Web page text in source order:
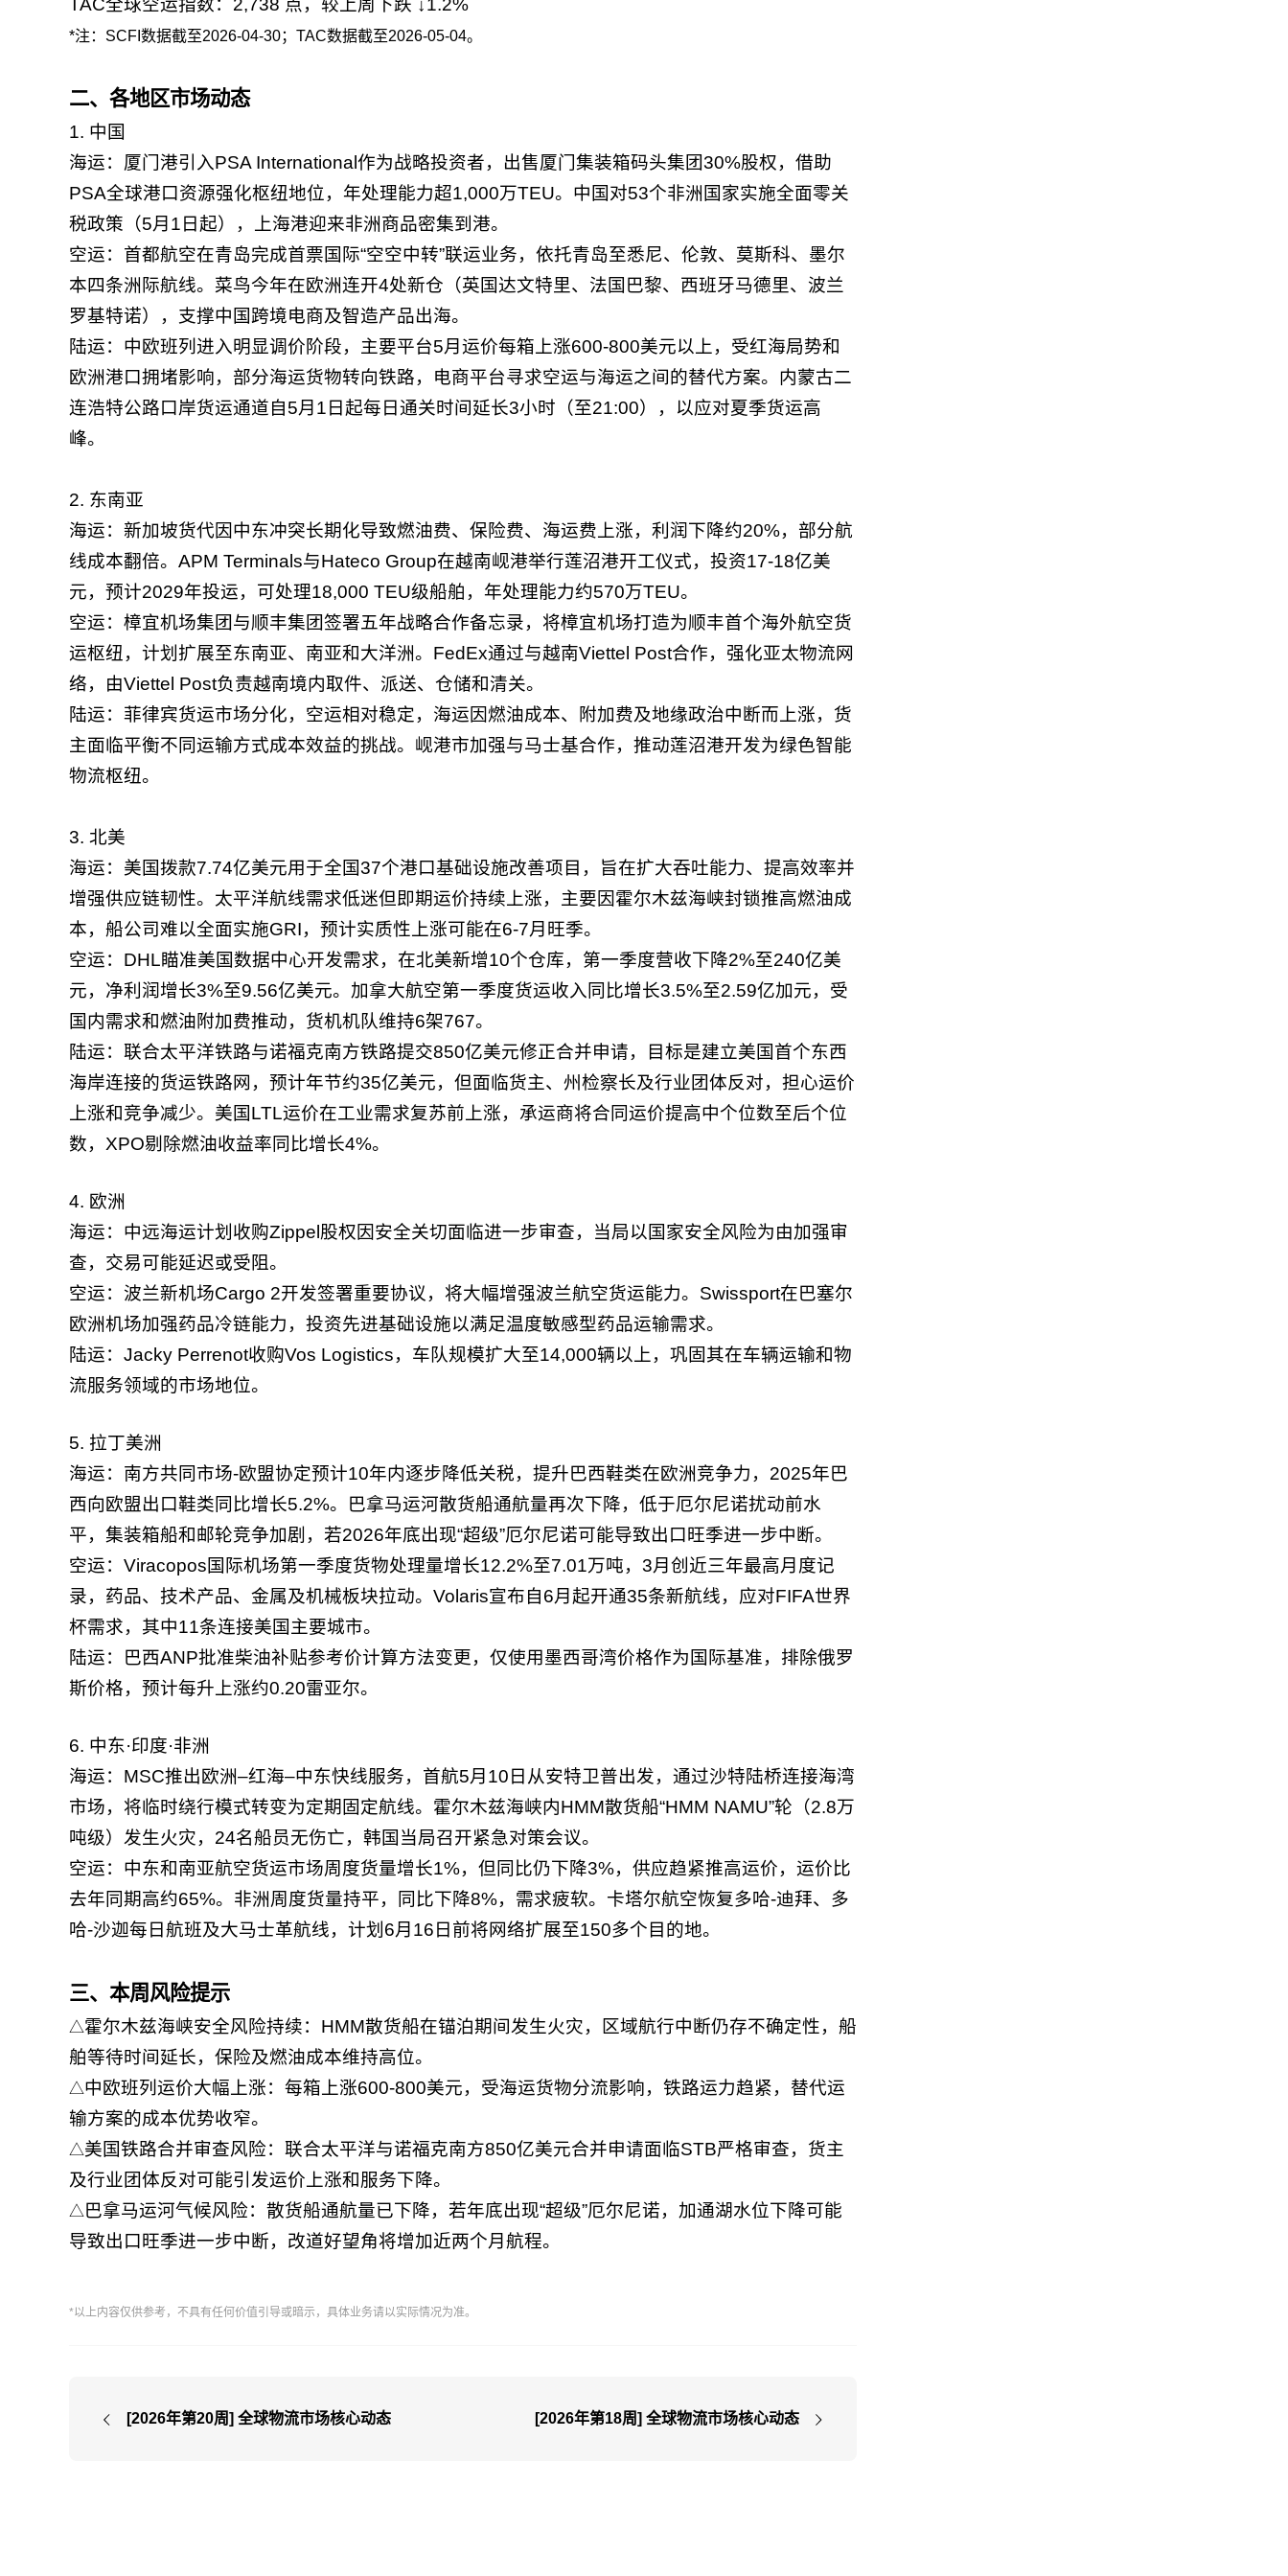
TAC全球空运指数：2,738 点，较上周下跌 ↓1.2%
*注：SCFI数据截至2026-04-30；TAC数据截至2026-05-04。
二、各地区市场动态
1. 中国
海运：厦门港引入PSA International作为战略投资者，出售厦门集装箱码头集团30%股权，借助
PSA全球港口资源强化枢纽地位，年处理能力超1,000万TEU。中国对53个非洲国家实施全面零关
税政策（5月1日起），上海港迎来非洲商品密集到港。
空运：首都航空在青岛完成首票国际“空空中转”联运业务，依托青岛至悉尼、伦敦、莫斯科、墨尔
本四条洲际航线。菜鸟今年在欧洲连开4处新仓（英国达文特里、法国巴黎、西班牙马德里、波兰
罗基特诺），支撑中国跨境电商及智造产品出海。
陆运：中欧班列进入明显调价阶段，主要平台5月运价每箱上涨600-800美元以上，受红海局势和
欧洲港口拥堵影响，部分海运货物转向铁路，电商平台寻求空运与海运之间的替代方案。内蒙古二
连浩特公路口岸货运通道自5月1日起每日通关时间延长3小时（至21:00），以应对夏季货运高
峰。
2. 东南亚
海运：新加坡货代因中东冲突长期化导致燃油费、保险费、海运费上涨，利润下降约20%，部分航
线成本翻倍。APM Terminals与Hateco Group在越南岘港举行莲沼港开工仪式，投资17-18亿美
元，预计2029年投运，可处理18,000 TEU级船舶，年处理能力约570万TEU。
空运：樟宜机场集团与顺丰集团签署五年战略合作备忘录，将樟宜机场打造为顺丰首个海外航空货
运枢纽，计划扩展至东南亚、南亚和大洋洲。FedEx通过与越南Viettel Post合作，强化亚太物流网
络，由Viettel Post负责越南境内取件、派送、仓储和清关。
陆运：菲律宾货运市场分化，空运相对稳定，海运因燃油成本、附加费及地缘政治中断而上涨，货
主面临平衡不同运输方式成本效益的挑战。岘港市加强与马士基合作，推动莲沼港开发为绿色智能
物流枢纽。
3. 北美
海运：美国拨款7.74亿美元用于全国37个港口基础设施改善项目，旨在扩大吞吐能力、提高效率并
增强供应链韧性。太平洋航线需求低迷但即期运价持续上涨，主要因霍尔木兹海峡封锁推高燃油成
本，船公司难以全面实施GRI，预计实质性上涨可能在6-7月旺季。
空运：DHL瞄准美国数据中心开发需求，在北美新增10个仓库，第一季度营收下降2%至240亿美
元，净利润增长3%至9.56亿美元。加拿大航空第一季度货运收入同比增长3.5%至2.59亿加元，受
国内需求和燃油附加费推动，货机机队维持6架767。
陆运：联合太平洋铁路与诺福克南方铁路提交850亿美元修正合并申请，目标是建立美国首个东西
海岸连接的货运铁路网，预计年节约35亿美元，但面临货主、州检察长及行业团体反对，担心运价
上涨和竞争减少。美国LTL运价在工业需求复苏前上涨，承运商将合同运价提高中个位数至后个位
数，XPO剔除燃油收益率同比增长4%。
4. 欧洲
海运：中远海运计划收购Zippel股权因安全关切面临进一步审查，当局以国家安全风险为由加强审
查，交易可能延迟或受阻。
空运：波兰新机场Cargo 2开发签署重要协议，将大幅增强波兰航空货运能力。Swissport在巴塞尔
欧洲机场加强药品冷链能力，投资先进基础设施以满足温度敏感型药品运输需求。
陆运：Jacky Perrenot收购Vos Logistics，车队规模扩大至14,000辆以上，巩固其在车辆运输和物
流服务领域的市场地位。
5. 拉丁美洲
海运：南方共同市场-欧盟协定预计10年内逐步降低关税，提升巴西鞋类在欧洲竞争力，2025年巴
西向欧盟出口鞋类同比增长5.2%。巴拿马运河散货船通航量再次下降，低于厄尔尼诺扰动前水
平，集装箱船和邮轮竞争加剧，若2026年底出现“超级”厄尔尼诺可能导致出口旺季进一步中断。
空运：Viracopos国际机场第一季度货物处理量增长12.2%至7.01万吨，3月创近三年最高月度记
录，药品、技术产品、金属及机械板块拉动。Volaris宣布自6月起开通35条新航线，应对FIFA世界
杯需求，其中11条连接美国主要城市。
陆运：巴西ANP批准柴油补贴参考价计算方法变更，仅使用墨西哥湾价格作为国际基准，排除俄罗
斯价格，预计每升上涨约0.20雷亚尔。
6. 中东·印度·非洲
海运：MSC推出欧洲–红海–中东快线服务，首航5月10日从安特卫普出发，通过沙特陆桥连接海湾
市场，将临时绕行模式转变为定期固定航线。霍尔木兹海峡内HMM散货船“HMM NAMU”轮（2.8万
吨级）发生火灾，24名船员无伤亡，韩国当局召开紧急对策会议。
空运：中东和南亚航空货运市场周度货量增长1%，但同比仍下降3%，供应趋紧推高运价，运价比
去年同期高约65%。非洲周度货量持平，同比下降8%，需求疲软。卡塔尔航空恢复多哈-迪拜、多
哈-沙迦每日航班及大马士革航线，计划6月16日前将网络扩展至150多个目的地。
三、本周风险提示
△霍尔木兹海峡安全风险持续：HMM散货船在锚泊期间发生火灾，区域航行中断仍存不确定性，船
舶等待时间延长，保险及燃油成本维持高位。
△中欧班列运价大幅上涨：每箱上涨600-800美元，受海运货物分流影响，铁路运力趋紧，替代运
输方案的成本优势收窄。
△美国铁路合并审查风险：联合太平洋与诺福克南方850亿美元合并申请面临STB严格审查，货主
及行业团体反对可能引发运价上涨和服务下降。
△巴拿马运河气候风险：散货船通航量已下降，若年底出现“超级”厄尔尼诺，加通湖水位下降可能
导致出口旺季进一步中断，改道好望角将增加近两个月航程。
*以上内容仅供参考，不具有任何价值引导或暗示，具体业务请以实际情况为准。
[2026年第20周] 全球物流市场核心动态 [2026年第18周] 全球物流市场核心动态